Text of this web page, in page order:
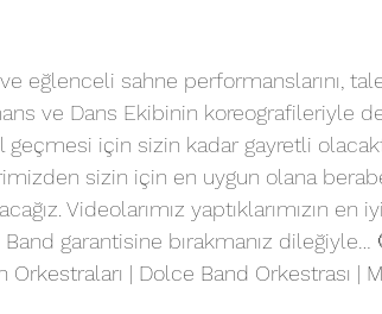
eğlenceli sahne performanslarını,
ve Dans Ekibinin koreografileriyle
için sizin kadar gayretli
sizin için en uygun olana
Videolarımız yaptıklarımızın
garantisine bırakmanız dileğiyle…
Orkestraları | Dolce Band Orkestrası |